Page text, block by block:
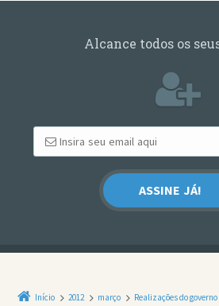
Alcance todos os
Início 2012 março Realizações do